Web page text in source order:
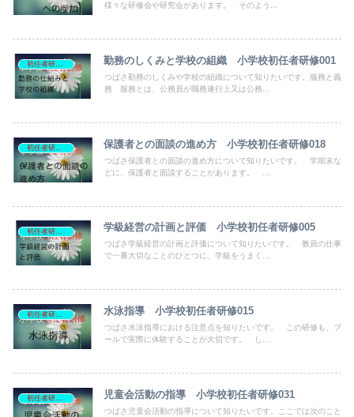
様々な研修会や研究会があります。 そのよう...
初任者研修資料 勤務のしくみと学校の組織 小学校初任者研修001
つばさ勤務のしくみや学校の組織について知りたいです。服務と義
務 服務とは、公務員が職務遂行上又は公務...
保護者との面談の進め方 小学校初任者研修018
つばさ保護者との面談の進め方について知りたいです。 学期末な
どに、保護者と面談することがあります。 ...
学級経営の計画と評価 小学校初任者研修005
つばさ学級経営の計画と評価について知りたいです。 教員の仕事
で一番大切なことのひとつに、学級をうまく...
初任者研修資料 水泳指導 小学校初任者研修015
つばさ水泳指導における注意点を知りたいです。 この研修も、プ
ールで実際に体験することが大切です。 し...
児童会活動の指導 小学校初任者研修031
つばさ児童会活動の指導について知りたいです。ここでは次のこと